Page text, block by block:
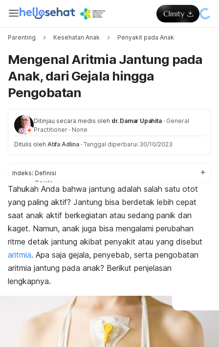
Parenting Kesehatan Anak Penyakit pada Anak
Mengenal Aritmia Jantung pada
Anak, dari Gejala hingga
Pengobatan
Ditinjau secara medis oleh dr. Damar Upahita · General
Practitioner · None
Ditulis oleh Atifa Adlina · Tanggal diperbarui 30/10/2023
Indeks: Definisi
Gejala
Penyebab
Komplikasi
Diagnosis
Tahukah Anda bahwa jantung adalah salah satu otot
yang paling aktif? Jantung bisa berdetak lebih cepat
saat anak aktif berkegiatan atau sedang panik dan
kaget. Namun, anak juga bisa mengalami perubahan
ritme detak jantung akibat penyakit atau yang disebut
aritmia. Apa saja gejala, penyebab, serta pengobatan
aritmia jantung pada anak? Berikut penjelasan
lengkapnya.